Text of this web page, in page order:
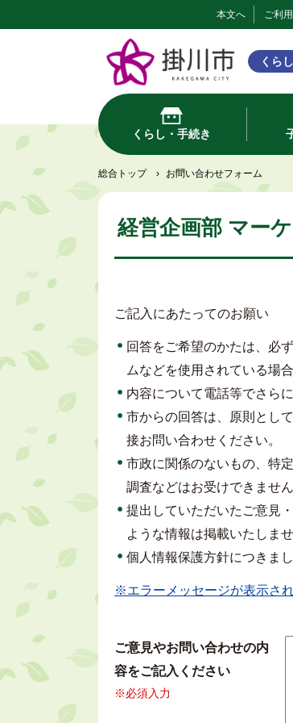
本文へ ご利
くら
くらし・手続き
総合トップ › お問い合わせフォーム
経営企画部 マー
ご記入にあたってのお願い
回答をご希望のかたは、必
ムなどを使用されている場
内容について電話等でさら
市からの回答は、原則とし
接お問い合わせください。
市政に関係のないもの、特
調査などはお受けできません
提出していただいたご意見
ような情報は掲載いたしませ
個人情報保護方針につきま
※エラーメッセージが表示さ
ご意見やお問い合わせの内
容をご記入ください
※必須入力